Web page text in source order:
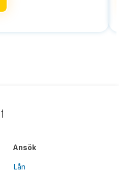
Ansök
Lån